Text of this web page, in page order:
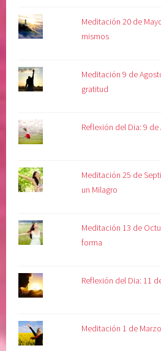
Meditación 20 de
mismos
Meditación 9 de
gratitud
Reflexión del Dia: 9 de
Meditación 25 de
un Milagro
Meditación 13 de
forma
Reflexión del Dia: 11
Meditación 1 de